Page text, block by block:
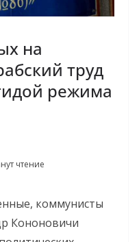
на
труд
режима
чтение
коммунисты
Кононовичи